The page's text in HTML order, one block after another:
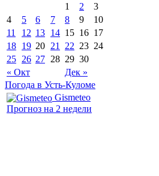
« Окт Дек »
1 2
3
4
5 6 7 8 9
10
11
12 13 14 15 16 17
18 19 20 21 22 23 24
25 26 27 28 29 30
Погода в Усть-Куломе
Gismeteo
Прогноз на 2 недели